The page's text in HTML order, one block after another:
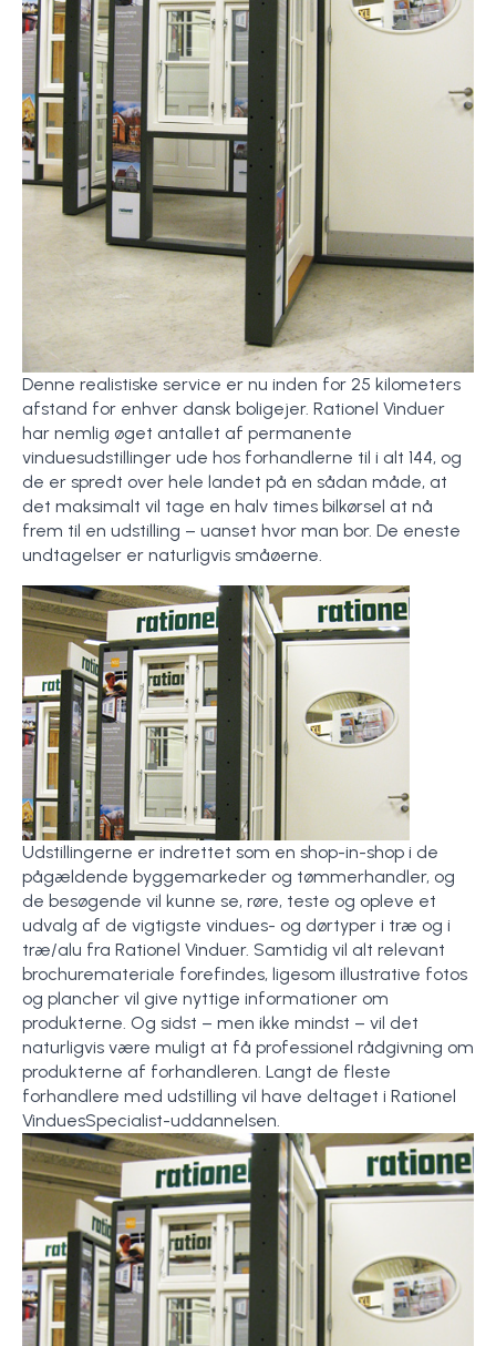
Denne realistiske service er nu inden for 25 kilometers
afstand for enhver dansk boligejer. Rationel Vinduer
har nemlig øget antallet af permanente
vinduesudstillinger ude hos forhandlerne til i alt 144, og
de er spredt over hele landet på en sådan måde, at
det maksimalt vil tage en halv times bilkørsel at nå
frem til en udstilling – uanset hvor man bor. De eneste
undtagelser er naturligvis småøerne.
Udstillingerne er indrettet som en shop-in-shop i de
pågældende byggemarkeder og tømmerhandler, og
de besøgende vil kunne se, røre, teste og opleve et
udvalg af de vigtigste vindues- og dørtyper i træ og i
træ/alu fra Rationel Vinduer. Samtidig vil alt relevant
brochuremateriale forefindes, ligesom illustrative fotos
og plancher vil give nyttige informationer om
produkterne. Og sidst – men ikke mindst – vil det
naturligvis være muligt at få professionel rådgivning om
produkterne af forhandleren. Langt de fleste
forhandlere med udstilling vil have deltaget i Rationel
VinduesSpecialist-uddannelsen.